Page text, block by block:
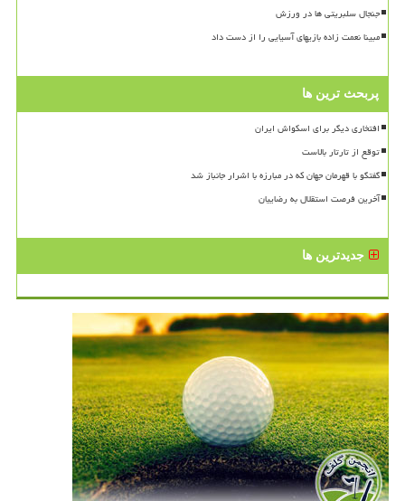
جنجال سلبریتی ها در ورزش
مبینا نعمت زاده بازیهای آسیایی را از دست داد
پربحث ترین ها
افتخاری دیگر برای اسکواش ایران
توقع از تارتار بالاست
گفتگو با قهرمان جهان که در مبارزه با اشرار جانباز شد
آخرین فرصت استقلال به رضاییان
جدیدترین ها